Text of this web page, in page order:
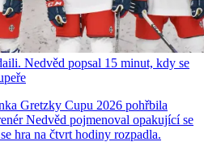
Nedvěd popsal 15 minut, kdy se
Gretzky Cupu 2026 pohřbila
Nedvěd pojmenoval opakující se
hra na čtvrt hodiny rozpadla.